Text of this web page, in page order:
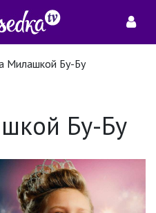
Милашкой Бу-Бу
Бу-Бу